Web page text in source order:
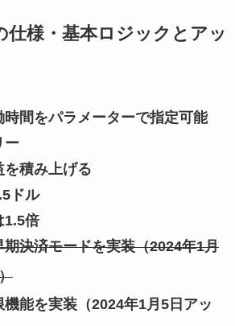
仕様・基本ロジックとアッ
時間をパラメーターで指定可能
ー
を積み上げる
ドル
1.5倍
決済モードを実装（2024年1月
機能を実装（2024年1月5日アッ